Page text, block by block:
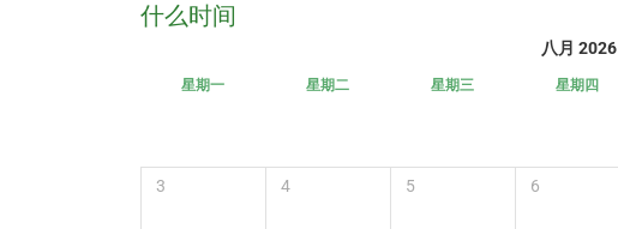
什么时间
八月 2026
星期一 星期二 星期三 星期四
3 4 5 6